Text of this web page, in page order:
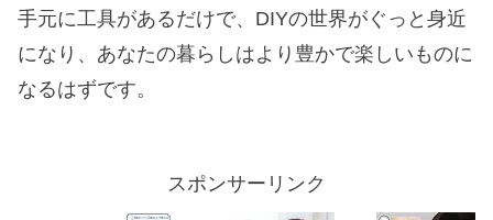
手元に工具があるだけで、DIYの世界がぐっと身近
になり、あなたの暮らしはより豊かで楽しいものに
なるはずです。
スポンサーリンク